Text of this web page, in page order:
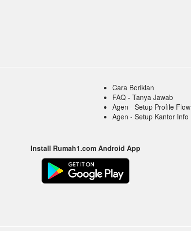
Cara Beriklan
FAQ - Tanya Jawab
Agen - Setup Profile Flow
Agen - Setup Kantor Info
Install Rumah1.com Android App